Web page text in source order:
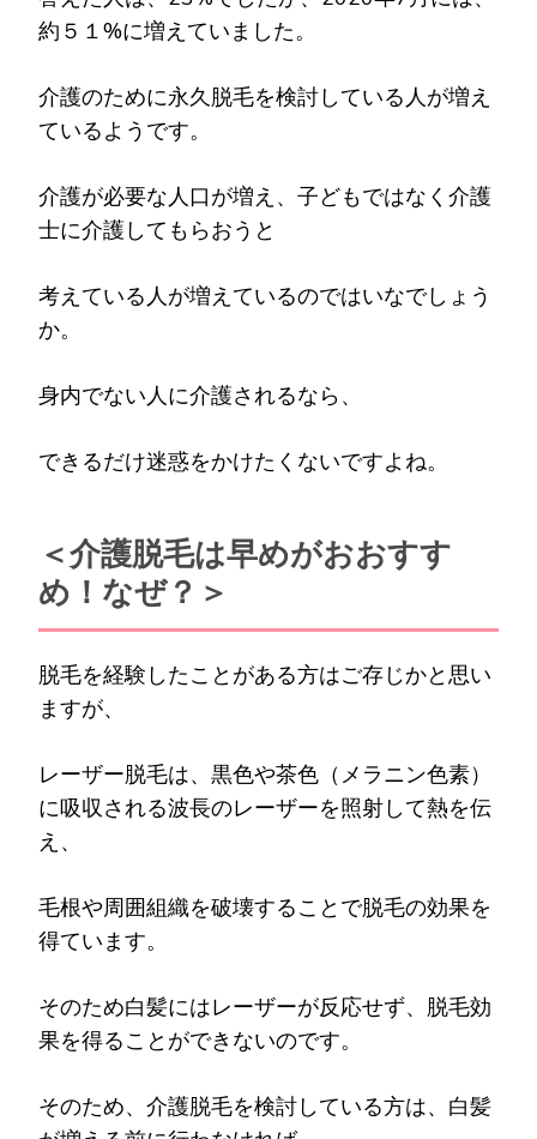
約５１%に増えていました。
介護のために永久脱毛を検討している人が増え
ているようです。
介護が必要な人口が増え、子どもではなく介護
士に介護してもらおうと
考えている人が増えているのではいなでしょう
か。
身内でない人に介護されるなら、
できるだけ迷惑をかけたくないですよね。
＜介護脱毛は早めがおおすす
め！なぜ？＞
脱毛を経験したことがある方はご存じかと思い
ますが、
レーザー脱毛は、黒色や茶色（メラニン色素）
に吸収される波長のレーザーを照射して熱を伝
え、
毛根や周囲組織を破壊することで脱毛の効果を
得ています。
そのため白髪にはレーザーが反応せず、脱毛効
果を得ることができないのです。
そのため、介護脱毛を検討している方は、白髪